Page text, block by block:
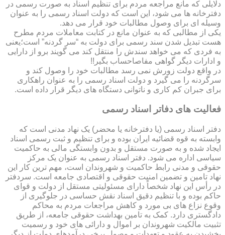
دلایلی که مانع مراجعه مردم برای تنظیم اسناد به صورت رسمی در
دفترخانه ها می شود، این است که دولت اسناد رسمی را به عنوان
وسیله ای برای وصول مطالبات خود قرار می دهد.
یکی از مطالبی که به عنوان مانع در کتابت معاملات مردم مطرح
هست تبدیل شدن سند رسمی برای دولت به “سر گردنه” است؛یعنی
به فردی که می خواهد سندش را منتقل کند می گویند برو از دارایی
و ادارات دیگر گواهی مفاصاحساب بگیر!!
در واقع دولت زورش نمی رسد مطالبات خود را وصول کند و
سرگردنه را می گیرد و دولت اسناد رسمی را به عنوان راهکاری
برای جبران کم کاری و ناتوانی دستگاه های دیگر قرار داده است.
فعالیت های دفاتر اسناد رسمی
دفتر اسناد رسمی (یا دفترخانه یا محضر) یک نهاد مدنی است که
وابسته به قوه قضائیه ایران بوده و برای تنظیم و ثبت رسمی اسناد
ایجاد شده و به صورت مستقل و بدون وابستگی مالی به حاکمیت
سیاسی اداره می شود. دفتر اسناد رسمی به عنوان یک مرکز
حقوقی و مدنی رابط حاکمیت و شهروندان است، مهم ترین کار این
نهاد تامین و تضمین امنیت حقوقی و اقتصادی جامعه است. سردفتر
در رأس این نهاد شخصاً دارای مسئولیتی مستقل از دولت و قوای
حاکم بوده و با تنظیم دقیق اسناد نقش حساسی در جلوگیری از
وقوع نزاع های بی مورد و کاهش مراجعات مردم به محاکم
دادگستری دارد. کمک به تامین بهداشت حقوقی جامعه، از طریق
تثبیت مالکیت شهروندان بر اموال و دارائی های خود و رسمیت